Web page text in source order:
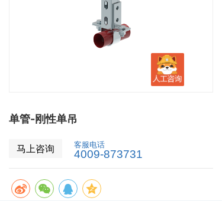
单管-刚性单吊
马上咨询 客服电话
4009-873731